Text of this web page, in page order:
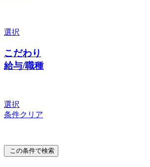
選択
こだわり
給与/職種
選択
条件クリア
この条件で検索